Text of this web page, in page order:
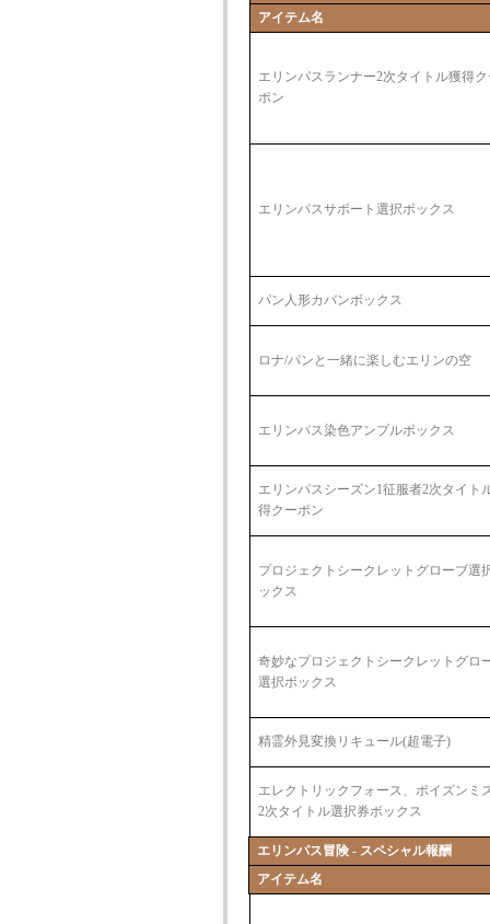
アイテム名
エリンパスランナー2次タイトル獲得
ポン
エリンパスサポート選択ボックス
パン人形カバンボックス
ロナ/パンと一緒に楽しむエリンの空
エリンパス染色アンプルボックス
エリンパスシーズン1征服者2次タイト
得クーポン
プロジェクトシークレットグローブ選
ックス
奇妙なプロジェクトシークレットグロ
選択ボックス
精霊外見変換リキュール(超電子)
エレクトリックフォース、ポイズンミ
2次タイトル選択券ボックス
エリンパス冒険 - スペシャル報酬
アイテム名